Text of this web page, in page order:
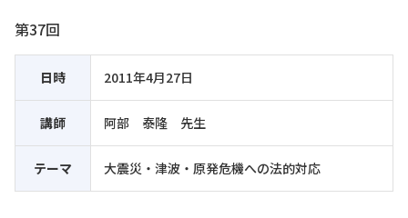
第37回
日時 2011年4月27日
講師 阿部 泰隆 先生
テーマ 大震災・津波・原発危機への法的対応